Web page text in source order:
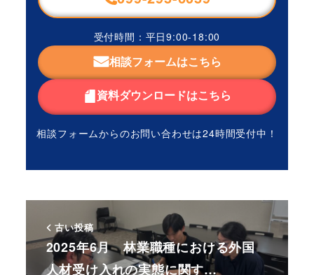
相談フォームはこちら
資料ダウンロードはこちら
受付時間：平日9:00-18:00
相談フォームからのお問い合わせは24時間受付中！
古い投稿
2025年6月 林業職種における外国
人材受け入れの実態に関す…